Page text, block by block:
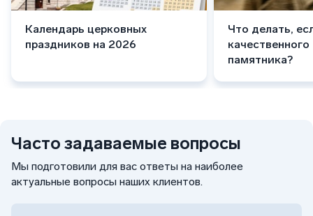
Календарь церковных
праздников на 2026
Что делать,
памятника?
Часто задаваемые вопросы
Мы подготовили для вас ответы на наиболее
актуальные вопросы наших клиентов.